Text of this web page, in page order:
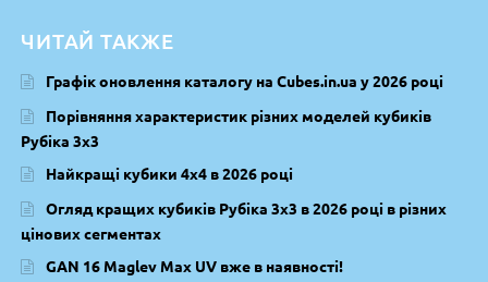
ЧИТАЙ ТАКЖЕ
Графік оновлення каталогу на Cubes.in.ua у 2026 році
Порівняння характеристик різних моделей кубиків
Рубіка 3х3
Найкращі кубики 4х4 в 2026 році
Огляд кращих кубиків Рубіка 3х3 в 2026 році в різних
цінових сегментах
GAN 16 Maglev Max UV вже в наявності!